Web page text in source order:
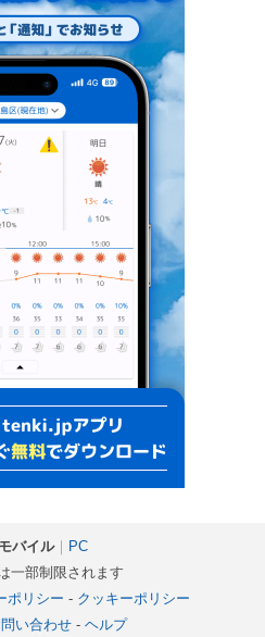
モバイル｜ PC
一部制限されます
ポリシー - クッキーポリシー
い合わせ- ヘルプ